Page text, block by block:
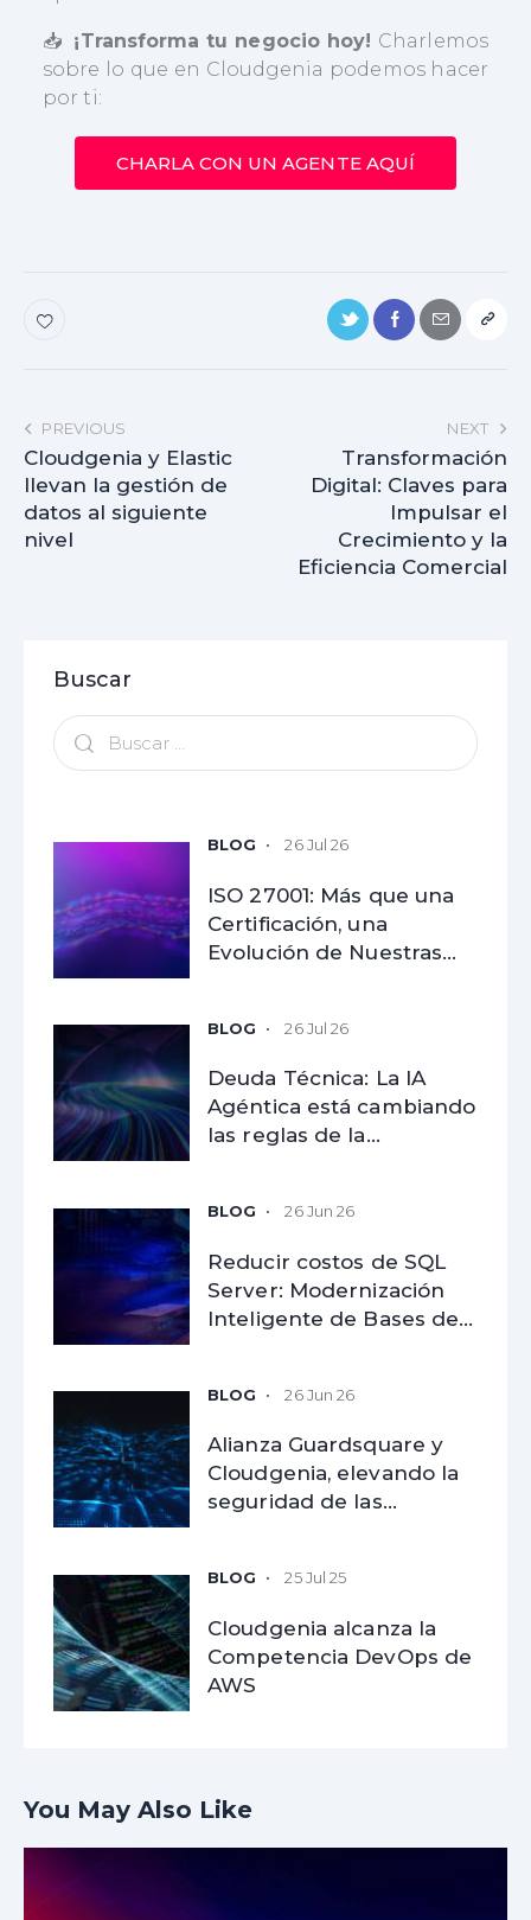
📥 ¡Transforma tu negocio hoy! Charlemos
sobre lo que en Cloudgenia podemos hacer
por ti:
CHARLA CON UN AGENTE AQUÍ
PREVIOUS
Cloudgenia y Elastic
llevan la gestión de
datos al siguiente
nivel
NEXT
Transformación
Digital: Claves para
Impulsar el
Crecimiento y la
Eficiencia Comercial
Buscar
ISO 27001: Más que una
Certificación, una
Evolución de Nuestras
26 Jul 26
Deuda Técnica: La IA
Agéntica está cambiando
las reglas de la
26 Jul 26
Reducir costos de SQL
Server: Modernización
Inteligente de Bases de
26 Jun 26
Alianza Guardsquare y
Cloudgenia, elevando la
seguridad de las
26 Jun 26
Cloudgenia alcanza la
Competencia DevOps de
AWS
25 Jul 25
You May Also Like